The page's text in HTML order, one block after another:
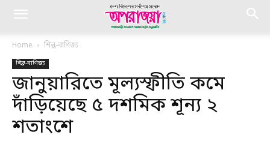
Home শিল্প-বাণিজ্য
শিল্প-বাণিজ্য
জানুয়ারিতে মূল্যস্ফীতি কমে
দাঁড়িয়েছে ৫ দশমিক শূন্য ২
শতাংশে